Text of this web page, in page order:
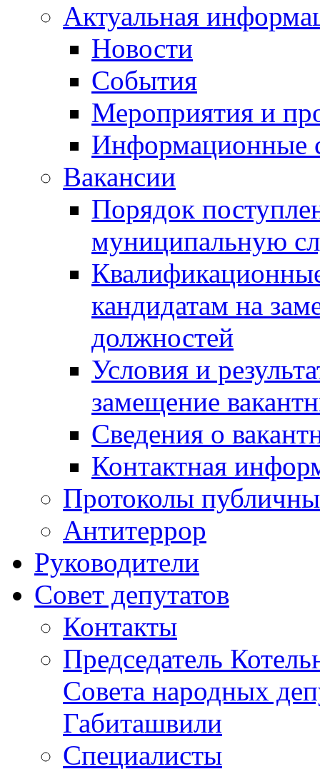
Актуальная
Новости
События
Мероприятия и
Информационные
Вакансии
Порядок
муниципальную
кандидатам на
должностей
Условия и
замещение
Сведения о
Контактная
Протоколы
Антитеррор
Руководители
Совет депутатов
Контакты
Председатель
Совета народных
Габиташвили
Специалисты